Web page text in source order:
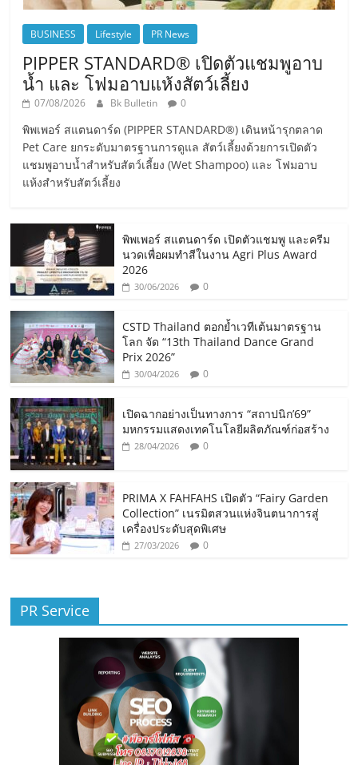
BUSINESS Lifestyle PR News
PIPPER STANDARD® เปิดตัวแชมพูอาบ
น้ำ และ โฟมอาบแห้งสัตว์เลี้ยง
07/08/2026 Bk Bulletin 0
พิพเพอร์ สแตนดาร์ด (PIPPER STANDARD®) เดินหน้ารุกตลาด
Pet Care ยกระดับมาตรฐานการดูแล สัตว์เลี้ยงด้วยการเปิดตัว
แชมพูอาบน้ำสำหรับสัตว์เลี้ยง (Wet Shampoo) และ โฟมอาบ
แห้งสำหรับสัตว์เลี้ยง
พิพเพอร์ สแตนดาร์ด เปิดตัวแชมพู และครีม
นวดเพื่อผมทำสีในงาน Agri Plus Award
2026
30/06/2026 0
CSTD Thailand ตอกย้ำเวทีเต้นมาตรฐาน
โลก จัด “13th Thailand Dance Grand
Prix 2026”
30/04/2026 0
เปิดฉากอย่างเป็นทางการ “สถาปนิก’69”
มหกรรมแสดงเทคโนโลยีผลิตภัณฑ์ก่อสร้าง
28/04/2026 0
PRIMA X FAHFAHS เปิดตัว “Fairy Garden
Collection” เนรมิตสวนแห่งจินตนาการสู่
เครื่องประดับสุดพิเศษ
27/03/2026 0
PR Service